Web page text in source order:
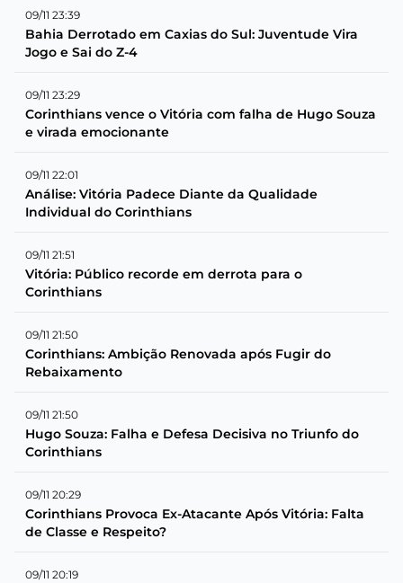
09/11 23:39
Bahia Derrotado em Caxias do Sul: Juventude Vira
Jogo e Sai do Z-4
09/11 23:29
Corinthians vence o Vitória com falha de Hugo Souza
e virada emocionante
09/11 22:01
Análise: Vitória Padece Diante da Qualidade
Individual do Corinthians
09/11 21:51
Vitória: Público recorde em derrota para o
Corinthians
09/11 21:50
Corinthians: Ambição Renovada após Fugir do
Rebaixamento
09/11 21:50
Hugo Souza: Falha e Defesa Decisiva no Triunfo do
Corinthians
09/11 20:29
Corinthians Provoca Ex-Atacante Após Vitória: Falta
de Classe e Respeito?
09/11 20:19